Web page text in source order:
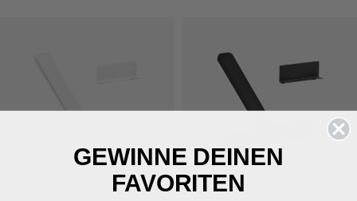
GEWINNE DEINEN
FAVORITEN